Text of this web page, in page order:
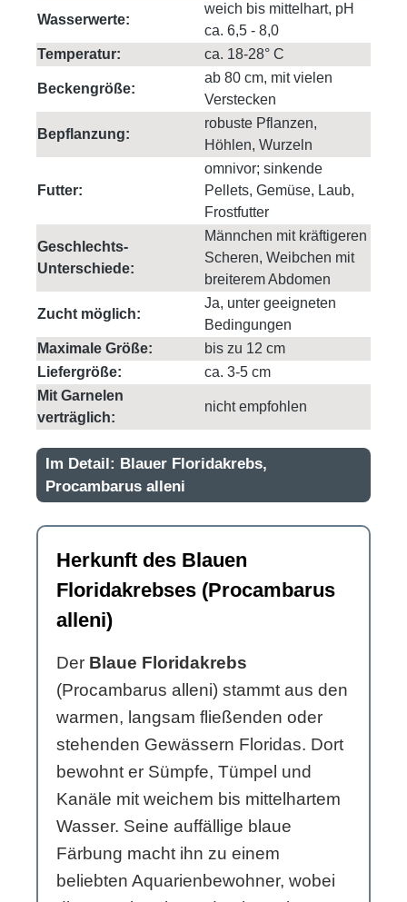
Wasserwerte:
weich bis mittelhart, pH
ca. 6,5 - 8,0
Temperatur:
ca. 18-28° C
Beckengröße:
ab 80 cm, mit vielen
Verstecken
Bepflanzung:
robuste Pflanzen,
Höhlen, Wurzeln
Futter:
omnivor; sinkende
Pellets, Gemüse, Laub,
Frostfutter
Geschlechts-
Unterschiede:
Männchen mit kräftigeren
Scheren, Weibchen mit
breiterem Abdomen
Zucht möglich:
Ja, unter geeigneten
Bedingungen
Maximale Größe:
bis zu 12 cm
Liefergröße:
ca. 3-5 cm
Mit Garnelen
verträglich:
nicht empfohlen
Im Detail: Blauer Floridakrebs,
Procambarus alleni
Herkunft des Blauen
Floridakrebses (Procambarus
alleni)
Der Blaue Floridakrebs
(Procambarus alleni) stammt aus den
warmen, langsam fließenden oder
stehenden Gewässern Floridas. Dort
bewohnt er Sümpfe, Tümpel und
Kanäle mit weichem bis mittelhartem
Wasser. Seine auffällige blaue
Färbung macht ihn zu einem
beliebten Aquarienbewohner, wobei